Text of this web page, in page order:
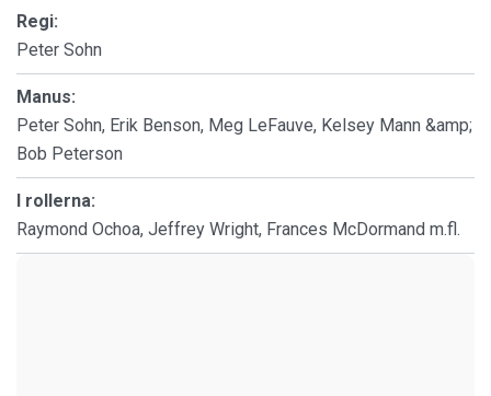
Regi:
Peter Sohn
Manus:
Peter Sohn, Erik Benson, Meg LeFauve, Kelsey Mann &amp;
Bob Peterson
I rollerna:
Raymond Ochoa, Jeffrey Wright, Frances McDormand m.fl.